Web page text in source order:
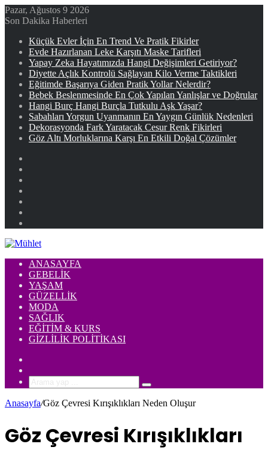
Pazar, Ağustos 9 2026
Son Dakika Haberleri
Küçük Evler İçin En Trend Ve Pratik Fikirler
Evde Hazırlanan Leke Karşıtı Maske Tarifleri
Yapay Zeka Hayatımızda Hangi Değişimleri Getiriyor?
Diyette Açlık Kontrolü Sağlayan Kilo Verme Taktikleri
Eğitimde Başarıya Giden Pratik Yollar Nelerdir?
Bebek Beslenmesinde En Çok Yapılan Yanlışlar ve Doğrular
Hangi Burç Hangi Burçla Tutkulu Aşk Yaşar?
Sabahları Yorgun Uyanmanın En Yaygın Günlük Nedenleri
Dekorasyonda Fark Yaratacak Cesur Renk Fikirleri
Göz Altı Morluklarına Karşı En Etkili Doğal Çözümler
ANASAYFA
GEBELIK
YAŞAM
GÜZELLIK
MODA
SAĞLIK
EĞITIM & KURS
GIZLILIK POLITIKASI
Arama
yap
...
Anasayfa/Göz Çevresi Kırışıklıkları Neden Oluşur
Göz Çevresi Kırışıklıkları